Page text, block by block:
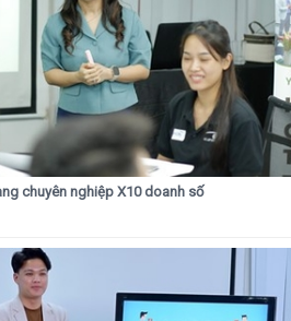
chuyên nghiệp X10 doanh số